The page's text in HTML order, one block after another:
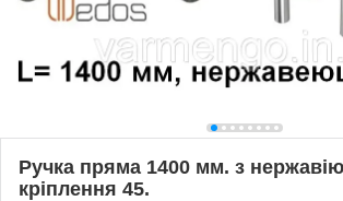
Ручка пряма 1400 мм. з
кріплення 45.